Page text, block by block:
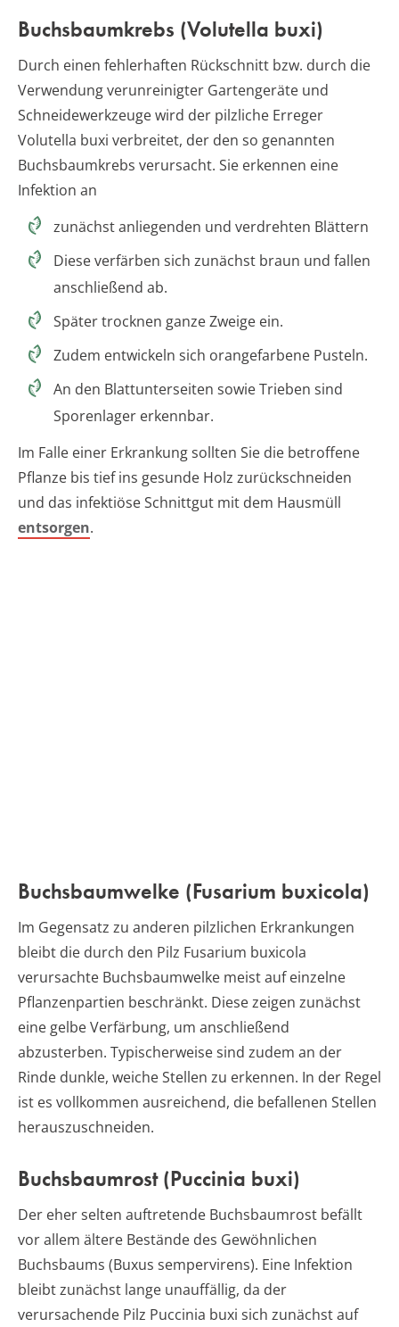
Buchsbaumkrebs (Volutella buxi)
Durch einen fehlerhaften Rückschnitt bzw. durch die
Verwendung verunreinigter Gartengeräte und
Schneidewerkzeuge wird der pilzliche Erreger
Volutella buxi verbreitet, der den so genannten
Buchsbaumkrebs verursacht. Sie erkennen eine
Infektion an
zunächst anliegenden und verdrehten Blättern
Diese verfärben sich zunächst braun und fallen
anschließend ab.
Später trocknen ganze Zweige ein.
Zudem entwickeln sich orangefarbene Pusteln.
An den Blattunterseiten sowie Trieben sind
Sporenlager erkennbar.
Im Falle einer Erkrankung sollten Sie die betroffene
Pflanze bis tief ins gesunde Holz zurückschneiden
und das infektiöse Schnittgut mit dem Hausmüll
entsorgen.
Buchsbaumwelke (Fusarium buxicola)
Im Gegensatz zu anderen pilzlichen Erkrankungen
bleibt die durch den Pilz Fusarium buxicola
verursachte Buchsbaumwelke meist auf einzelne
Pflanzenpartien beschränkt. Diese zeigen zunächst
eine gelbe Verfärbung, um anschließend
abzusterben. Typischerweise sind zudem an der
Rinde dunkle, weiche Stellen zu erkennen. In der Regel
ist es vollkommen ausreichend, die befallenen Stellen
herauszuschneiden.
Buchsbaumrost (Puccinia buxi)
Der eher selten auftretende Buchsbaumrost befällt
vor allem ältere Bestände des Gewöhnlichen
Buchsbaums (Buxus sempervirens). Eine Infektion
bleibt zunächst lange unauffällig, da der
verursachende Pilz Puccinia buxi sich zunächst auf